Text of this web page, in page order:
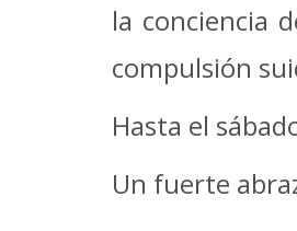
la conciencia
compulsión
Hasta el
Un fuerte